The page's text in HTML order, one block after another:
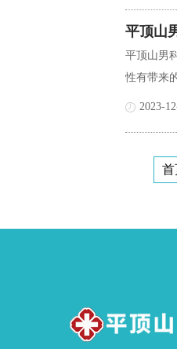
平顶山
平顶山男
性有带来
2023-
首